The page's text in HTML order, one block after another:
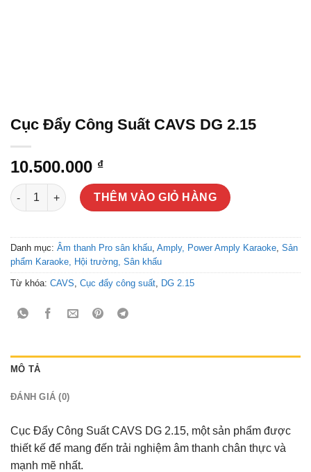
Cục Đẩy Công Suất CAVS DG 2.15
10.500.000 ₫
Cục Đẩy Công Suất CAVS DG 2.15 số lượng
THÊM VÀO GIỎ HÀNG
Danh mục: Âm thanh Pro sân khấu Amply, Power Amply Karaoke Sản
phẩm Karaoke, Hội trường, Sân khấu
Từ khóa: CAVS Cục đẩy công suất DG 2.15
MÔ TẢ
ĐÁNH GIÁ (0)
Cục Đẩy Công Suất CAVS DG 2.15, một sản phẩm được
thiết kế để mang đến trải nghiệm âm thanh chân thực và
mạnh mẽ nhất.